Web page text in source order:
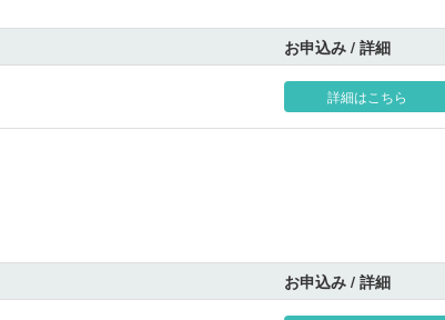
お申込み / 詳細
詳細はこちら
お申込み / 詳細